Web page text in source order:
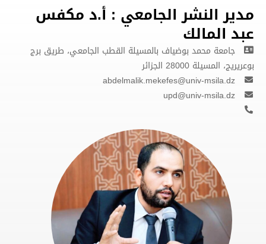
مدير النشر الجامعي : أ.د مكفس
عبد المالك
جامعة محمد بوضياف بالمسيلة القطب الجامعي، طريق برج
بوعريريج، المسيلة 28000 الجزائر
abdelmalik.mekefes@univ-msila.dz
upd@univ-msila.dz